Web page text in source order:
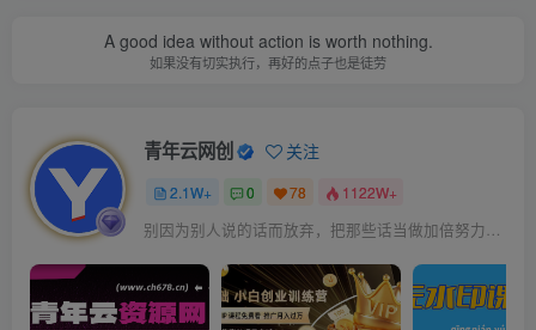
A good idea without action is worth nothing.
如果没有切实执行，再好的点子也是徒劳
青年云网创 关注
2.1W+ 0 78 1122W+
别因为别人说的话而放弃，把那些话当做加倍努力的动力